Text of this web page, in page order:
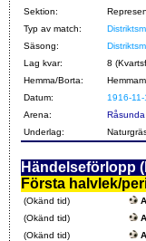
Sektion:
Typ av match:
Säsong:
Lag kvar:
8
Hemma/Borta:
Datum:
1916-11-
Arena:
Underlag:
Händelseförlopp
Första halvlek/
(Okänd tid)
(Okänd tid)
(Okänd tid)